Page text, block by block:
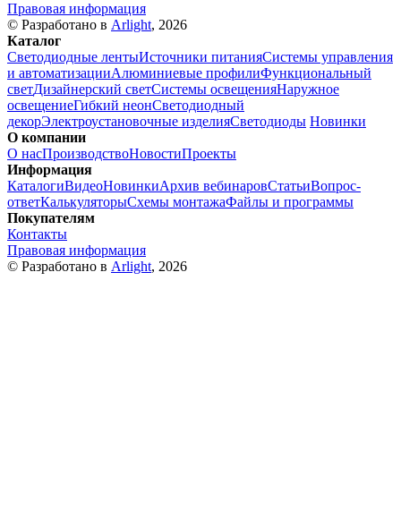
Правовая информация
© Разработано в Arlight, 2026
Каталог
Светодиодные лентыИсточники питанияСистемы управления
и автоматизацииАлюминиевые профилиФункциональный
светДизайнерский светСистемы освещенияНаружное
освещениеГибкий неонСветодиодный
декорЭлектроустановочные изделияСветодиоды Новинки
О компании
О насПроизводствоНовостиПроекты
Информация
КаталогиВидеоНовинкиАрхив вебинаровСтатьиВопрос-
ответКалькуляторыСхемы монтажаФайлы и программы
Покупателям
Контакты
Правовая информация
© Разработано в Arlight, 2026